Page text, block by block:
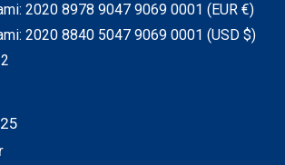
2020 8978 9047 9069 0001 (EUR €)
2020 8840 5047 9069 0001 (USD $)